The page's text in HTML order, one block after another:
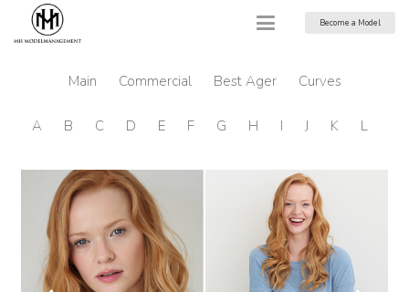
Become a Model
Main Commercial Best Ager Curves
A B C D E F G H I J K L